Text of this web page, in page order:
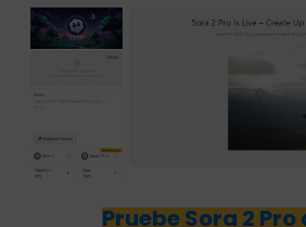
Pruebe Sora 2 Pro